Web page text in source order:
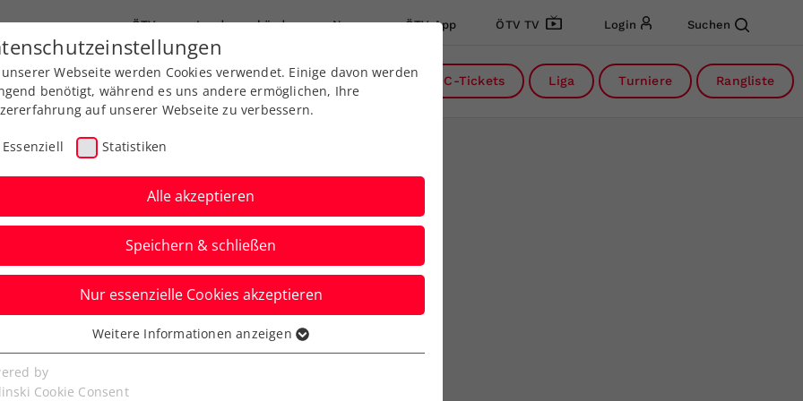
ÖTV Landesverbände News ÖTV App ÖTV TV Login Suchen
Ausbildungen Services Über uns DC-Tickets Liga Turniere Rangliste
Titelverteidigung
Webseite werden Cookies verwendet. Einige davon werden
benötigt, während es uns andere ermöglichen, Ihre
auf unserer Webseite zu verbessern.
Essenziell Statistiken
Alle akzeptieren
Speichern & schließen
Nur essenzielle Cookies akzeptieren
Cookies werden für grundlegende Funktionen der
benötigt. Dadurch ist gewährleistet, dass die Webseite
Weitere Informationen anzeigen
by
Cookie Consent